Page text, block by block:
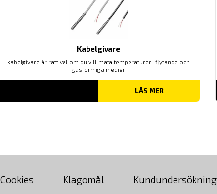
Kabelgivare
kabelgivare är rätt val om du vill mäta temperaturer i flytande och
gasformiga medier
LÄS MER
Cookies Klagomål Kundundersökning